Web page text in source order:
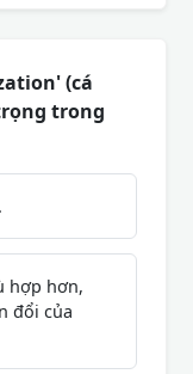
(cá
trong
hợp hơn,
đổi của